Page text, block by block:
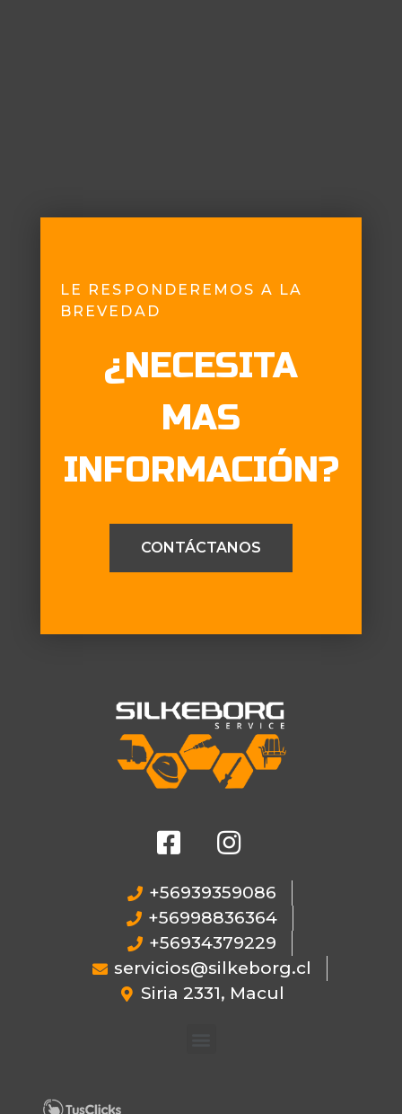
LE RESPONDEREMOS A LA
BREVEDAD
¿NECESITA
MAS
INFORMACIÓN?
CONTÁCTANOS
+56939359086
+56998836364
+56934379229
servicios@silkeborg.cl
Siria 2331, Macul